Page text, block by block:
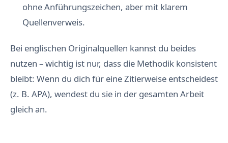
ohne Anführungszeichen, aber mit klarem
Quellenverweis.
Bei englischen Originalquellen kannst du beides
nutzen – wichtig ist nur, dass die Methodik konsistent
bleibt: Wenn du dich für eine Zitierweise entscheidest
(z. B. APA), wendest du sie in der gesamten Arbeit
gleich an.